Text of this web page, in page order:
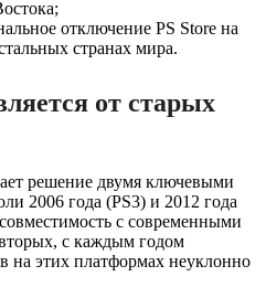
отключение PS Store на
странах мира.
от старых
решение двумя ключевыми
2006 года (PS3) и 2012 года
с современными
с каждым годом
на этих платформах неуклонно